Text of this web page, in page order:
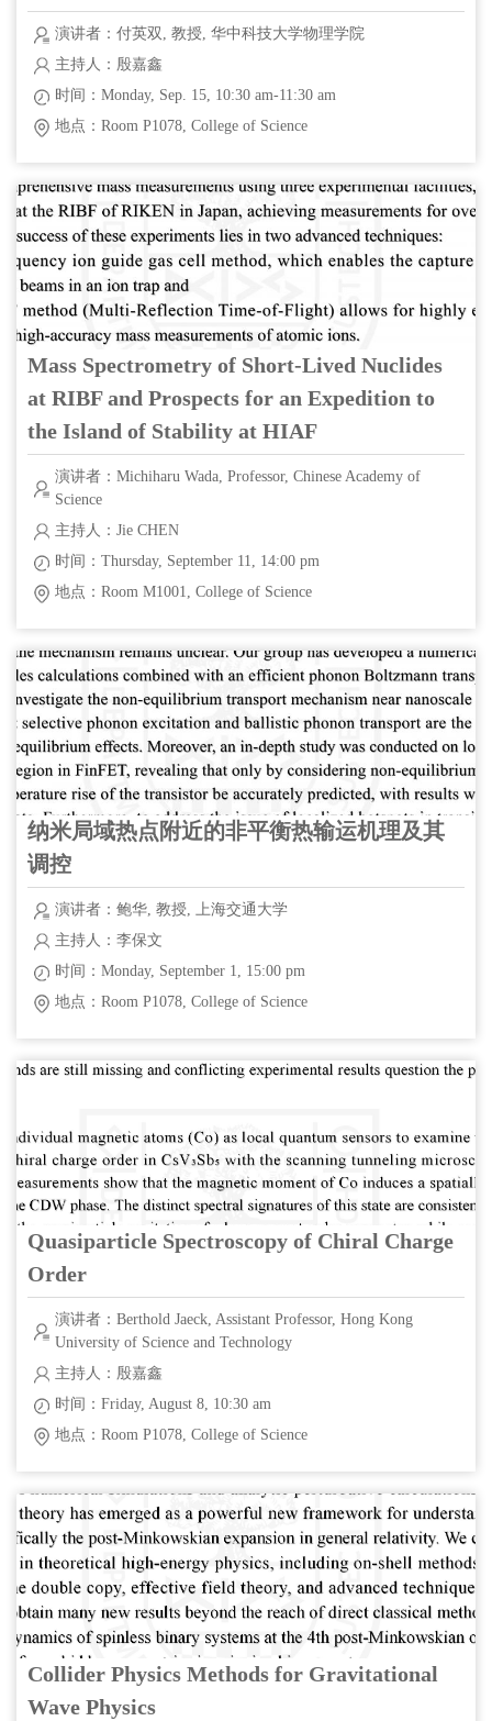
演讲者：付英双, 教授, 华中科技大学物理学院
主持人：殷嘉鑫
时间：Monday, Sep. 15, 10:30 am-11:30 am
地点：Room P1078, College of Science
Mass Spectrometry of Short-Lived Nuclides
at RIBF and Prospects for an Expedition to
the Island of Stability at HIAF
演讲者：Michiharu Wada, Professor, Chinese Academy of
Science
主持人：Jie CHEN
时间：Thursday, September 11, 14:00 pm
地点：Room M1001, College of Science
纳米局域热点附近的非平衡热输运机理及其
调控
演讲者：鲍华, 教授, 上海交通大学
主持人：李保文
时间：Monday, September 1, 15:00 pm
地点：Room P1078, College of Science
Quasiparticle Spectroscopy of Chiral Charge
Order
演讲者：Berthold Jaeck, Assistant Professor, Hong Kong
University of Science and Technology
主持人：殷嘉鑫
时间：Friday, August 8, 10:30 am
地点：Room P1078, College of Science
Collider Physics Methods for Gravitational
Wave Physics